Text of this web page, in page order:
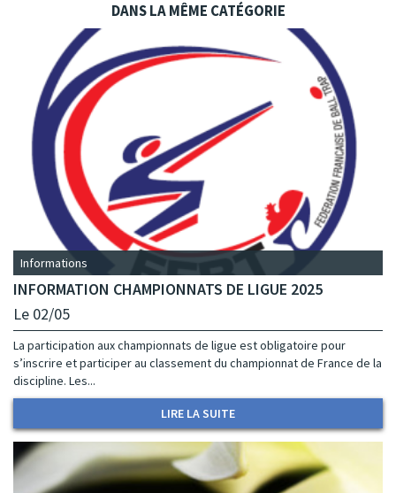
DANS LA MÊME CATÉGORIE
Informations
INFORMATION CHAMPIONNATS DE LIGUE 2025
Le 02/05
La participation aux championnats de ligue est obligatoire pour
s’inscrire et participer au classement du championnat de France de la
discipline. Les...
LIRE LA SUITE